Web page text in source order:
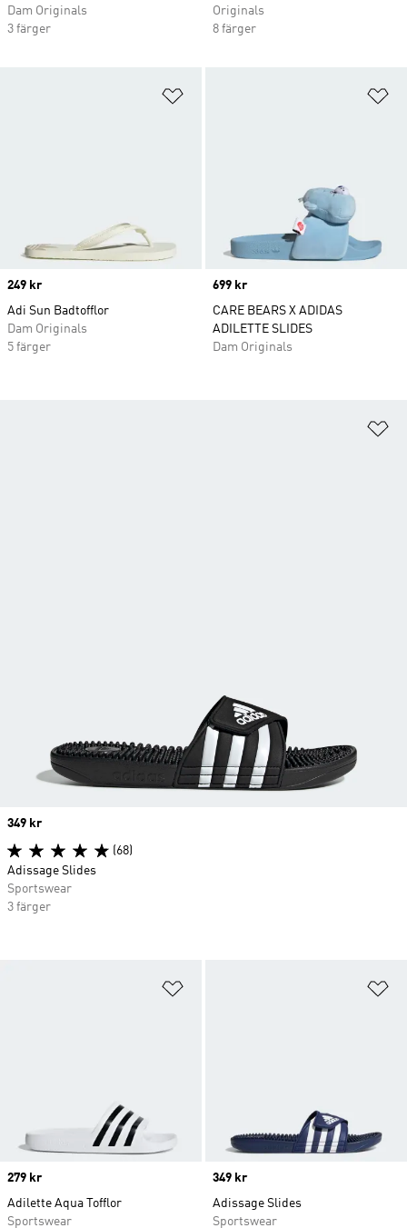
Dam Originals
3 färger
Originals
8 färger
Price
249 kr
Adi Sun Badtofflor
Dam Originals
5 färger
Price
699 kr
CARE BEARS X ADIDAS
ADILETTE SLIDES
Dam Originals
Price
279 kr
Adilette Aqua Tofflor
Sportswear
Price
349 kr
Adissage Slides
Sportswear
Price
349 kr
(68)
Adissage Slides
Sportswear
3 färger